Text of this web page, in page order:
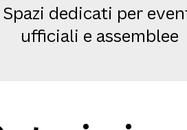
Spazi dedicati per
ufficiali e assemblee